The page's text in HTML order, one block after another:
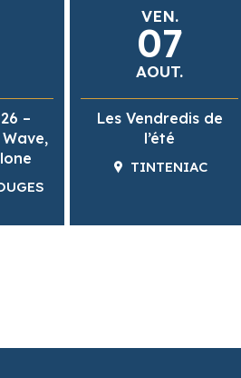
–
VEN.
07
AOUT.
Les Vendredis de
l’été
TINTENIAC